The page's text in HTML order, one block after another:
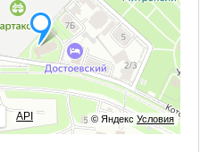
© Яндекс Условия
API